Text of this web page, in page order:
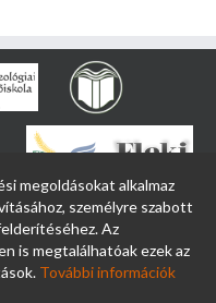
megoldásokat alkalmaz
személyre szabott
Az
is megtalálhatóak ezek az
További információk